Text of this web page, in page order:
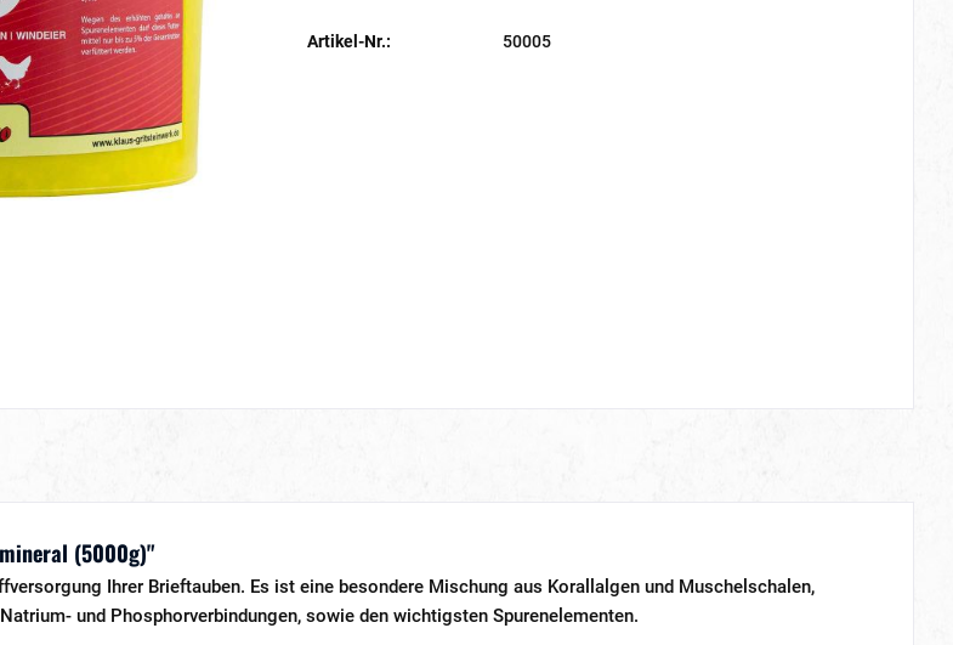
Artikel-Nr.: 50005
(5000g)"
Ihrer Brieftauben. Es ist eine besondere Mischung aus Korallalgen und Muschelschalen,
und Phosphorverbindungen, sowie den wichtigsten Spurenelementen.